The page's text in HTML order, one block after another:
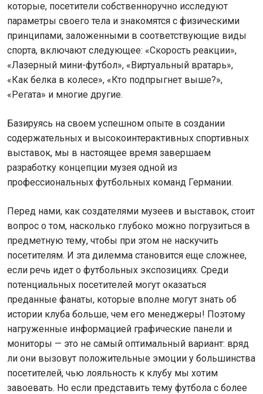
которые, посетители собственноручно исследуют
параметры своего тела и знакомятся с физическими
принципами, заложенными в соответствующие виды
спорта, включают следующее: «Скорость реакции»,
«Лазерный мини-футбол», «Виртуальный вратарь»,
«Как белка в колесе», «Кто подпрыгнет выше?»,
«Регата» и многие другие.
Базируясь на своем успешном опыте в создании
содержательных и высокоинтерактивных спортивных
выставок, мы в настоящее время завершаем
разработку концепции музея одной из
профессиональных футбольных команд Германии.
Перед нами, как создателями музеев и выставок, стоит
вопрос о том, насколько глубоко можно погрузиться в
предметную тему, чтобы при этом не наскучить
посетителям. И эта дилемма становится еще сложнее,
если речь идет о футбольных экспозициях. Среди
потенциальных посетителей могут оказаться
преданные фанаты, которые вполне могут знать об
истории клуба больше, чем его менеджеры! Поэтому
нагруженные информацией графические панели и
мониторы — это не самый оптимальный вариант: вряд
ли они вызовут положительные эмоции у большинства
посетителей, чью лояльность к клубу мы хотим
завоевать. Но если представить тему футбола с более